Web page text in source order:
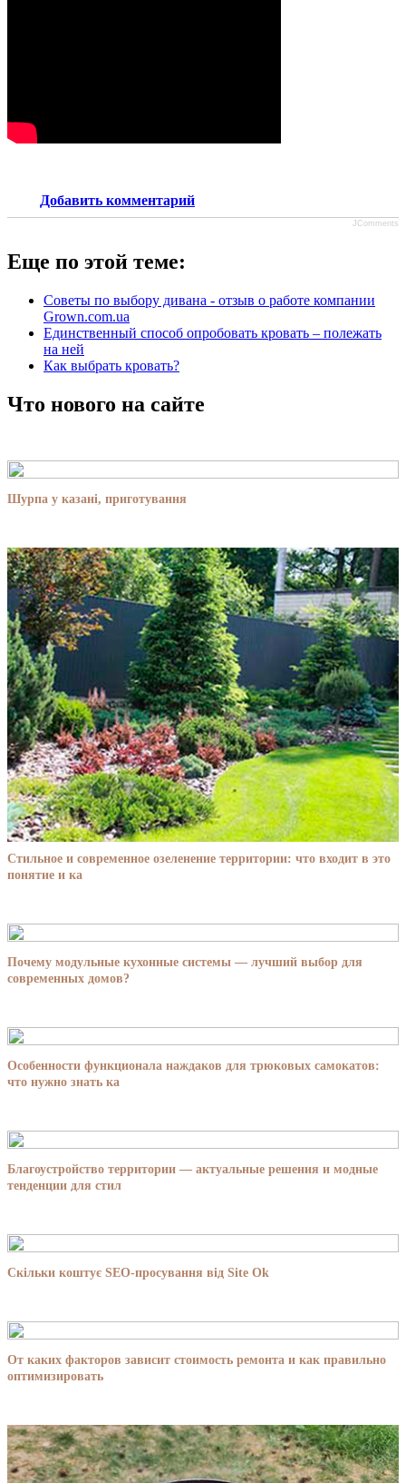
Добавить комментарий
JComments
Еще по этой теме:
Советы по выбору дивана - отзыв о работе компании
Grown.com.ua
Единственный способ опробовать кровать – полежать
на ней
Как выбрать кровать?
Что нового на сайте
Шурпа у казані, приготування
Стильное и современное озеленение территории: что входит в это
понятие и ка
Почему модульные кухонные системы — лучший выбор для
современных домов?
Особенности функционала наждаков для трюковых самокатов:
что нужно знать ка
Благоустройство территории — актуальные решения и модные
тенденции для стил
Скільки коштує SEO-просування від Site Ok
От каких факторов зависит стоимость ремонта и как правильно
оптимизировать